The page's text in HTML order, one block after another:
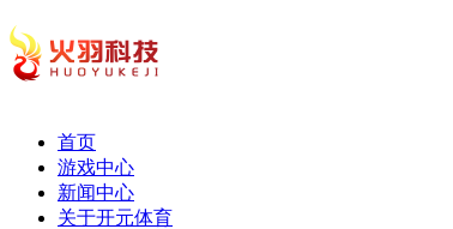
首页
游戏中心
新闻中心
关于开元体育